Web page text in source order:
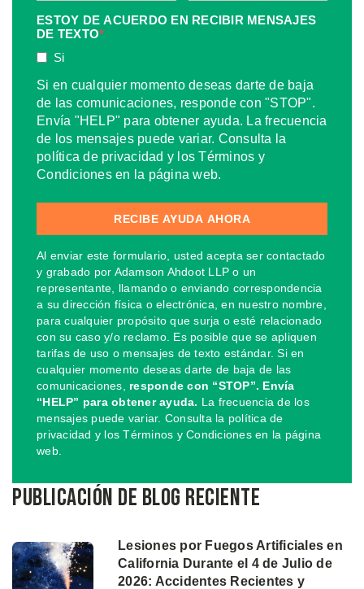
ESTOY DE ACUERDO EN RECIBIR MENSAJES
DE TEXTO*
Si
Si en cualquier momento deseas darte de baja
de las comunicaciones, responde con "STOP".
Envía "HELP" para obtener ayuda. La frecuencia
de los mensajes puede variar. Consulta la
política de privacidad y los Términos y
Condiciones en la página web.
Al enviar este formulario, usted acepta ser contactado
y grabado por Adamson Ahdoot LLP o un
representante, llamando o enviando correspondencia
a su dirección física o electrónica, en nuestro nombre,
para cualquier propósito que surja o esté relacionado
con su caso y/o reclamo. Es posible que se apliquen
tarifas de uso o mensajes de texto estándar. Si en
cualquier momento deseas darte de baja de las
comunicaciones, responde con “STOP”. Envía
“HELP” para obtener ayuda. La frecuencia de los
mensajes puede variar. Consulta la política de
privacidad y los Términos y Condiciones en la página
web.
Publicación de blog reciente
Lesiones por Fuegos Artificiales en
California Durante el 4 de Julio de
2026: Accidentes Recientes y